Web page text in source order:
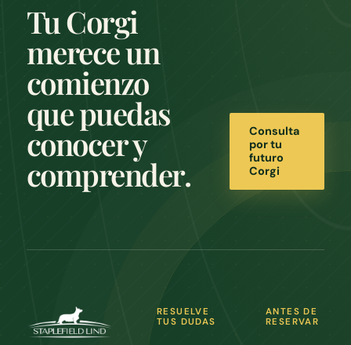
Tu Corgi
merece un
comienzo
que puedas
conocer y
comprender.
Consulta
por tu
futuro
Corgi
RESUELVE
TUS DUDAS
ANTES DE
RESERVAR